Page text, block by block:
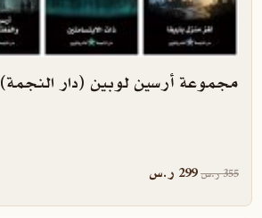
مجموعة أرسين لوبين (دار النجمة)
355ر.سالسعر الأصلي هو: 355 ر.س.
299 ر.سالسعر الحالي هو: 299 ر.س.